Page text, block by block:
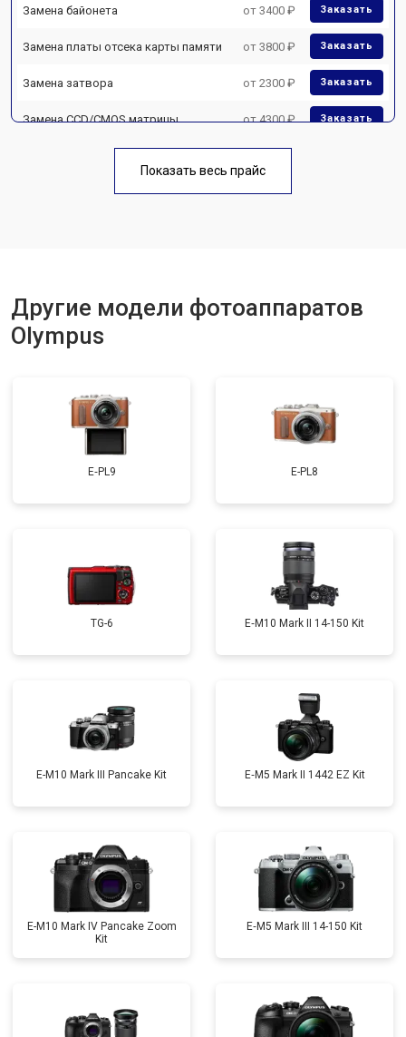
Замена байонета от 3400 ₽ Заказать
Замена платы отсека карты памяти от 3800 ₽ Заказать
Замена затвора от 2300 ₽ Заказать
Замена CCD/CMOS матрицы от 4300 ₽ Заказать
Чистка матрицы от 3100 ₽
Показать весь прайс
Другие модели фотоаппаратов
Olympus
E‑PL9 E-PL8
TG-6 E‑M10 Mark II 14-150 Kit
E-M10 Mark III Pancake Kit E‑M5 Mark II 1442 EZ Kit
E-M10 Mark IV Pancake Zoom
Kit
E‑M5 Mark III 14-150 Kit